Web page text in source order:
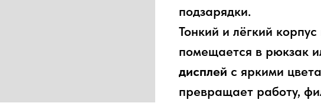
подзарядки.
Тонкий и лёгкий
помещается в рюкзак
дисплей с яркими
превращает работу,